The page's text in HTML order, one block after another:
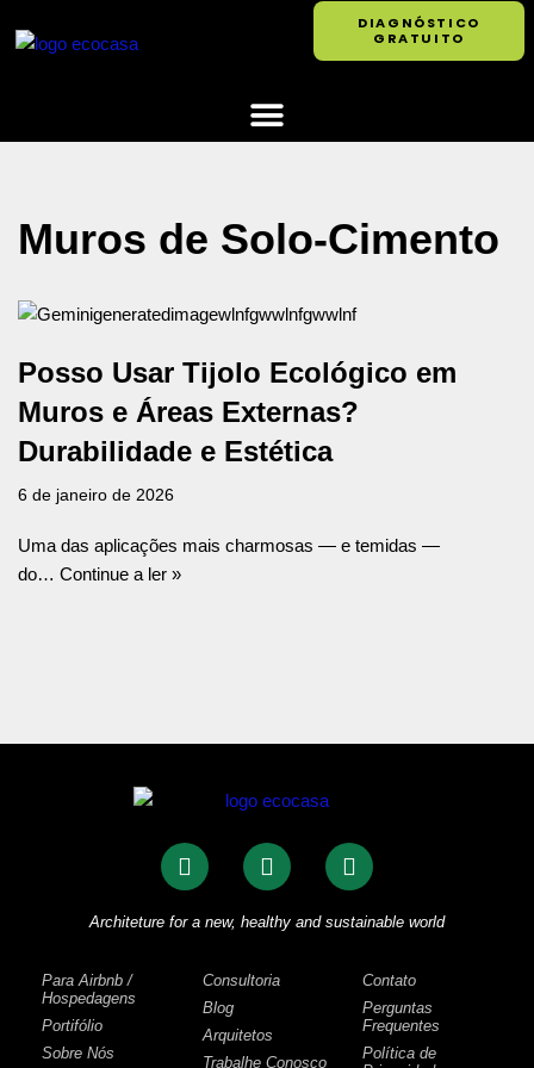
DIAGNÓSTICO
GRATUITO
Muros de Solo-Cimento
Posso Usar Tijolo Ecológico em
Muros e Áreas Externas?
Durabilidade e Estética
6 de janeiro de 2026
Uma das aplicações mais charmosas — e temidas —
do… Continue a ler »
Architeture for a new, healthy and sustainable world
Para Airbnb /
Hospedagens
Portifólio
Sobre Nós
Consultoria
Blog
Arquitetos
Trabalhe Conosco
Contato
Perguntas
Frequentes
Política de